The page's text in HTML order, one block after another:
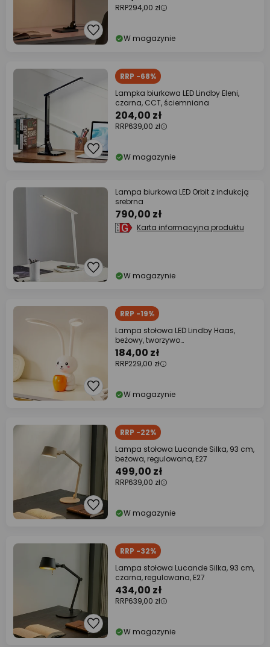
RRP294,00 zł
W magazynie
RRP -68%
Lampka biurkowa LED Lindby Eleni,
czarna, CCT, ściemniana
204,00 zł
RRP639,00 zł
W magazynie
Lampa biurkowa LED Orbit z indukcją
srebrna
790,00 zł
Karta informacyjna produktu
W magazynie
RRP -19%
Lampa stołowa LED Lindby Haas,
beżowy, tworzywo
sztuczne,CCT,wysokość39cm
184,00 zł
RRP229,00 zł
W magazynie
RRP -22%
Lampa stołowa Lucande Silka, 93 cm,
beżowa, regulowana, E27
499,00 zł
RRP639,00 zł
W magazynie
RRP -32%
Lampa stołowa Lucande Silka, 93 cm,
czarna, regulowana, E27
434,00 zł
RRP639,00 zł
W magazynie